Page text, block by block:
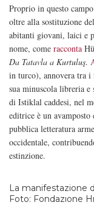
Proprio in questo
oltre alla sostituzione
abitanti giovani, laici e
nome, come racconta
Da Tatavla a Kurtuluş.
in turco), annovera tra
sua minuscola libreria
di Istiklal caddesi, nel
editrice è un
pubblica letteratura
occidentale,
estinzione.
La manifestazione
Foto: Fondazıone